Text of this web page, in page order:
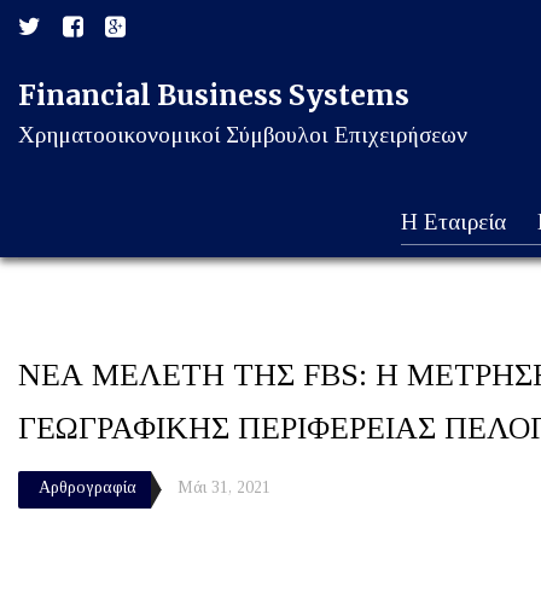
Financial Business Systems
Χρηματοοικονομικοί Σύμβουλοι Επιχειρήσεων
Η Εταιρεία
ΝΕΑ ΜΕΛΕΤΗ ΤΗΣ FBS: Η
ΓΕΩΓΡΑΦΙΚΗΣ ΠΕΡΙΦΕΡΕΙΑΣ
Αρθρογραφία Μάι 31, 2021